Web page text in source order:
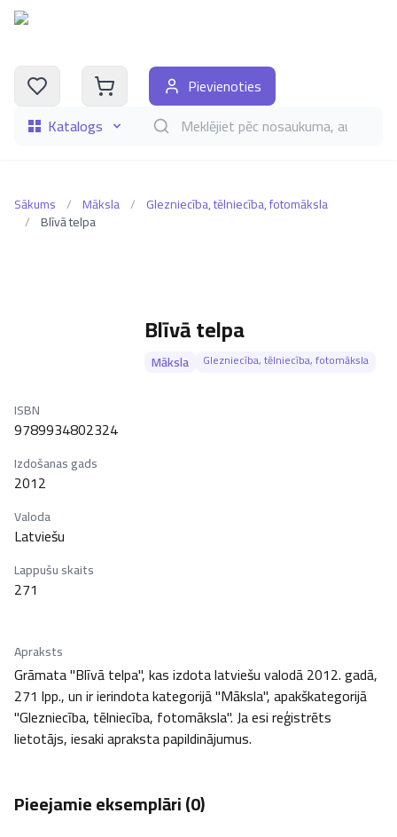
Katalogs Meklēt grāmatas pēc nosaukuma, autora,
Pievienoties
Sākums / Māksla / Glezniecība, tēlniecība, fotomāksla
/ Blīvā telpa
Blīvā telpa
Māksla Glezniecība, tēlniecība, fotomāksla
ISBN
9789934802324
Izdošanas gads
2012
Valoda
Latviešu
Lappušu skaits
271
Apraksts
Grāmata "Blīvā telpa", kas izdota latviešu valodā 2012. gadā,
271 lpp., un ir ierindota kategorijā "Māksla", apakškategorijā
"Glezniecība, tēlniecība, fotomāksla". Ja esi reģistrēts
lietotājs, iesaki apraksta papildinājumus.
Pieejamie eksemplāri (0)